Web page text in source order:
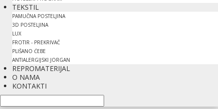
TEKSTIL
PAMUČNA POSTELJINA
3D POSTELJINA
LUX
FROTIR - PREKRIVAČ
PLIŠANO ĆEBE
ANTIALERGIJSKI JORGAN
REPROMATERIJAL
O NAMA
KONTAKTI